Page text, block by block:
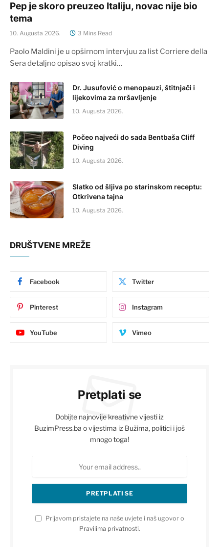
Pep je skoro preuzeo Italiju, novac nije bio
tema
10. Augusta 2026. 3 Mins Read
Paolo Maldini je u opširnom intervjuu za list Corriere della
Sera detaljno opisao svoj kratki…
Dr. Jusufović o menopauzi, štitnjači i
lijekovima za mršavljenje
10. Augusta 2026.
Počeo najveći do sada Bentbaša Cliff
Diving
10. Augusta 2026.
Slatko od šljiva po starinskom receptu:
Otkrivena tajna
10. Augusta 2026.
DRUŠTVENE MREŽE
Facebook Twitter
Pinterest Instagram
YouTube Vimeo
Pretplati se
Dobijte najnovije kreativne vijesti iz
BuzimPress.ba o vijestima iz Bužima, politici i još
mnogo toga!
Prijavom pristajete na naše uvjete i naš ugovor o
Pravilima privatnosti.